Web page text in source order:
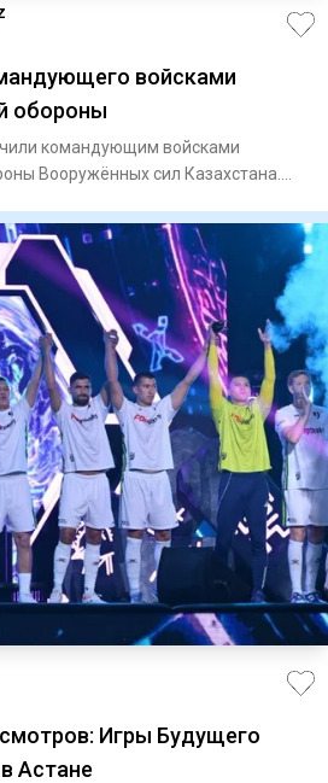
войсками
обороны
командующим войсками
Вооружённых сил Казахстана.
Игры Будущего
Астане